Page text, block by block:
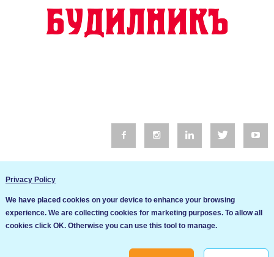
Общи условия
Privacy Policy
We have placed cookies on your device to enhance your browsing
experience. We are collecting cookies for marketing purposes. To allow all
cookies click OK. Otherwise you can use this tool to manage.
Ние използваме бисквитки за да подобрим услугите си. Ако
продължите да посещавате този сайт, ние приемаме, че се